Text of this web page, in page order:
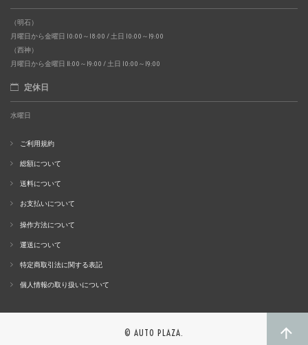
（明石）
月曜日から金曜日 10:00～18:00 / 土日 10:00～19:00
（西神）
月曜日から金曜日 11:00～19:00 / 土日 10:00～19:00
定休日
水曜日
ご利用規約
総額について
送料について
お支払いについて
操作方法について
運送について
特定商取引法に関する表記
個人情報の取り扱いについて
© AUTO PLAZA.